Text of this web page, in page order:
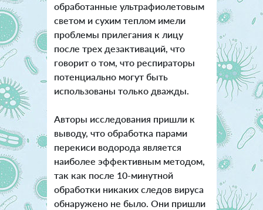
обработанные ультрафиолетовым
светом и сухим теплом имели
проблемы прилегания к лицу
после трех дезактиваций, что
говорит о том, что респираторы
потенциально могут быть
использованы только дважды.
Авторы исследования пришли к
выводу, что обработка парами
перекиси водорода является
наиболее эффективным методом,
так как после 10-минутной
обработки никаких следов вируса
обнаружено не было. Они пришли